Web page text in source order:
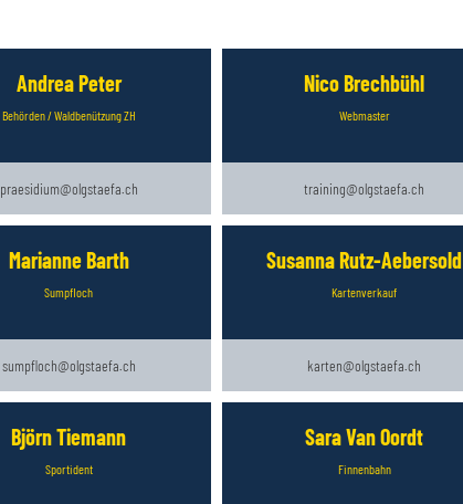
Andrea Peter
Behörden / Waldbenützung ZH
praesidium@olgstaefa.ch
Nico Brechbühl
Webmaster
training@olgstaefa.ch
Marianne Barth
Sumpfloch
sumpfloch@olgstaefa.ch
Susanna Rutz-Aebersold
Kartenverkauf
karten@olgstaefa.ch
Björn Tiemann
Sportident
Sara Van Oordt
Finnenbahn